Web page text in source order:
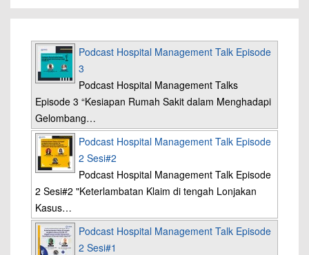
Podcast Hospital Management Talk Episode
3
Podcast Hospital Management Talks
Episode 3 “Kesiapan Rumah Sakit dalam Menghadapi
Gelombang…
Podcast Hospital Management Talk Episode
2 Sesi#2
Podcast Hospital Management Talk Episode
2 Sesi#2 "Keterlambatan Klaim di tengah Lonjakan
Kasus…
Podcast Hospital Management Talk Episode
2 Sesi#1